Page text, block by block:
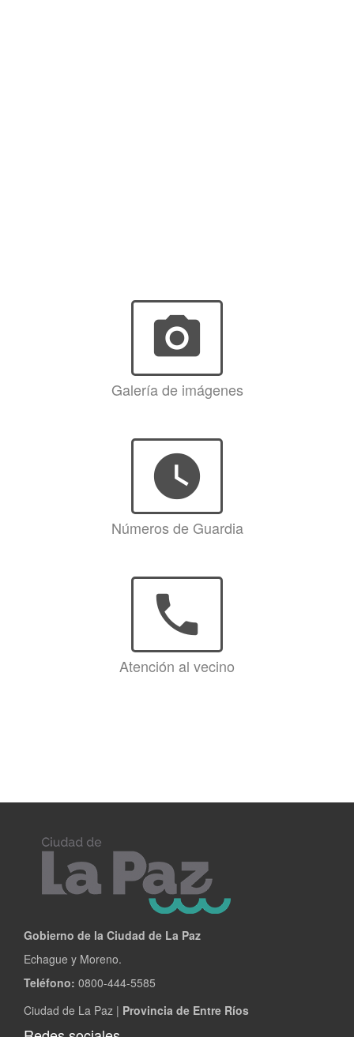
photo_camera
Galería de imágenes
watch_later
Números de Guardia
phone
Atención al vecino
Gobierno de la Ciudad de La Paz
Echague y Moreno.
Teléfono: 0800-444-5585
Ciudad de La Paz | Provincia de Entre Ríos